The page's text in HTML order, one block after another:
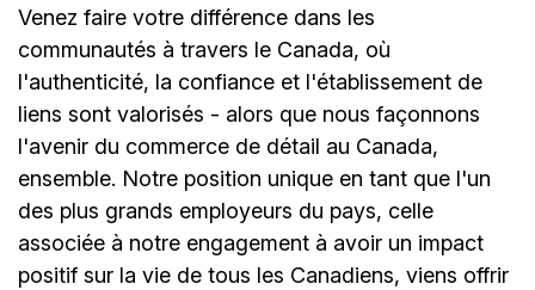
Venez faire votre différence dans les
communautés à travers le Canada, où
l'authenticité, la confiance et l'établissement de
liens sont valorisés - alors que nous façonnons
l'avenir du commerce de détail au Canada,
ensemble. Notre position unique en tant que l'un
des plus grands employeurs du pays, celle
associée à notre engagement à avoir un impact
positif sur la vie de tous les Canadiens, viens offrir